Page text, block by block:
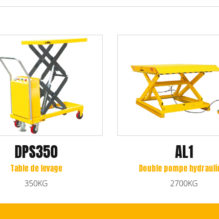
de levage
350KG
AL1
Double pompe hydraulique
2700KG